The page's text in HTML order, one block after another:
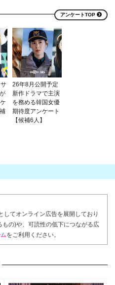
アンケートTOP
26年8月公開予定
新作ドラマで主演
を務める韓国女優
期待度アンケート
【候補6人】
してオンライン広告を展開しており
の)や、可読性の低下につながる広
をご利用ください。